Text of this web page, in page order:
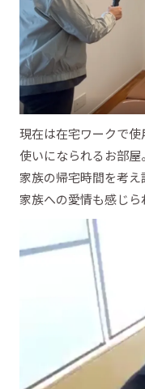
現在は在宅ワークで
使いになられるお部屋。
家族の帰宅時間を考
家族への愛情も感じら